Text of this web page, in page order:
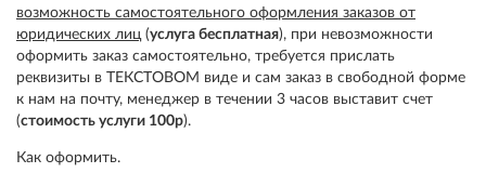
возможность самостоятельного оформления заказов от
юридических лиц(услуга бесплатная), при невозможности
оформить заказ самостоятельно, требуется прислать
реквизиты в ТЕКСТОВОМ виде и сам заказ в свободной форме
к нам на почту, менеджер в течении 3 часов выставит счет
(стоимость услуги 100р).
Как оформить.